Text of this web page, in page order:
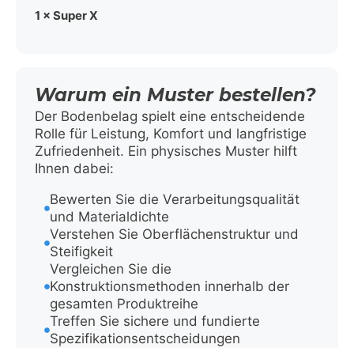
1 × Super X
Warum ein Muster bestellen?
Der Bodenbelag spielt eine entscheidende
Rolle für Leistung, Komfort und langfristige
Zufriedenheit. Ein physisches Muster hilft
Ihnen dabei:
Bewerten Sie die Verarbeitungsqualität
und Materialdichte
Verstehen Sie Oberflächenstruktur und
Steifigkeit
Vergleichen Sie die
Konstruktionsmethoden innerhalb der
gesamten Produktreihe
Treffen Sie sichere und fundierte
Spezifikationsentscheidungen